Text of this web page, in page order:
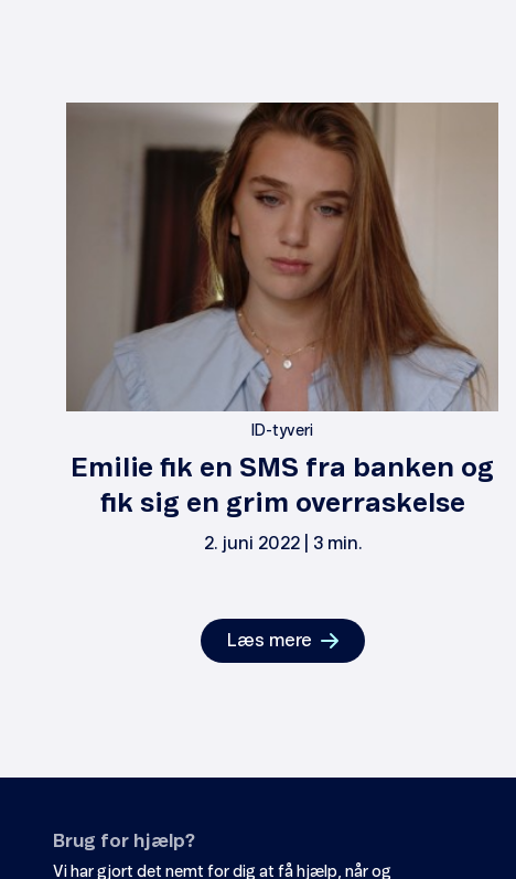
ID-tyveri
Emilie fik en SMS fra banken og
fik sig en grim overraskelse
2. juni 2022 | 3 min.
Læs mere
Brug for hjælp?
Vi har gjort det nemt for dig at få hjælp, når og